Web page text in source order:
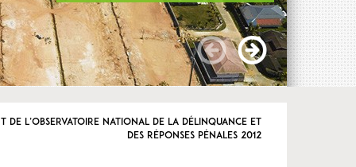
de l’Observatoire national de la délinquance et
des réponses pénales 2012